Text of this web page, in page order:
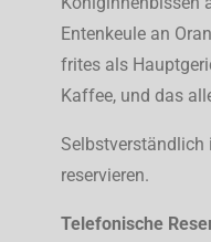
Entenkeule an
frites als
Kaffee, und das
Selbstverständlich
reservieren.
Telefonische